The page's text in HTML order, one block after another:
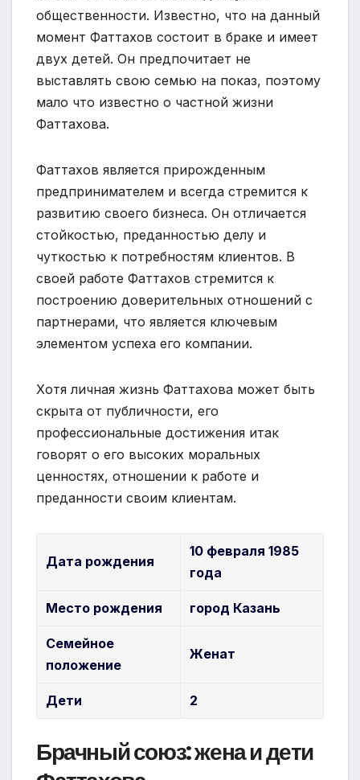
общественности. Известно, что на данный
момент Фаттахов состоит в браке и имеет
двух детей. Он предпочитает не
выставлять свою семью на показ, поэтому
мало что известно о частной жизни
Фаттахова.
Фаттахов является прирожденным
предпринимателем и всегда стремится к
развитию своего бизнеса. Он отличается
стойкостью, преданностью делу и
чуткостью к потребностям клиентов. В
своей работе Фаттахов стремится к
построению доверительных отношений с
партнерами, что является ключевым
элементом успеха его компании.
Хотя личная жизнь Фаттахова может быть
скрыта от публичности, его
профессиональные достижения итак
говорят о его высоких моральных
ценностях, отношении к работе и
преданности своим клиентам.
Дата рождения
10 февраля 1985
года
Место рождения город Казань
Семейное
положение
Женат
Дети 2
Брачный союз: жена и дети